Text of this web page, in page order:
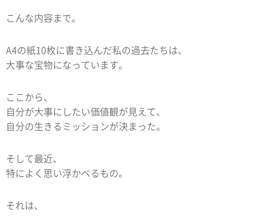
こんな内容まで。
A4の紙10枚に書き込んだ私の過去たちは、
大事な宝物になっています。
ここから、
自分が大事にしたい価値観が見えて、
自分の生きるミッションが決まった。
そして最近、
特によく思い浮かべるもの。
それは、